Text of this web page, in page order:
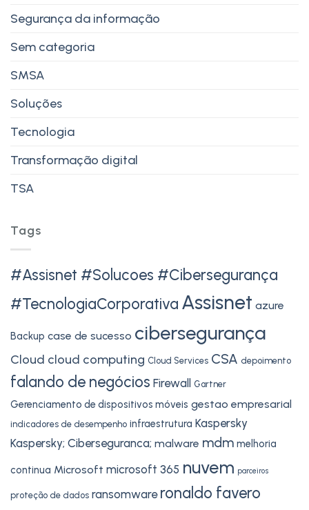
Segurança da informação
Sem categoria
SMSA
Soluções
Tecnologia
Transformação digital
TSA
Tags
#Assisnet #Solucoes #Cibersegurança
#TecnologiaCorporativa Assisnet azure
Backup case de sucesso cibersegurança
Cloud cloud computing Cloud Services CSA depoimento
falando de negócios Firewall Gartner
Gerenciamento de dispositivos móveis gestao empresarial
indicadores de desempenho infraestrutura Kaspersky
Kaspersky; Ciberseguranca; malware mdm melhoria
continua Microsoft microsoft 365 nuvem parceiros
proteção de dados ransomware ronaldo favero